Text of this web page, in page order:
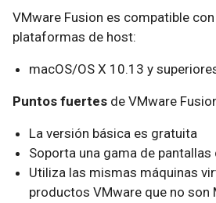
VMware Fusion es compatible
plataformas de host:
macOS/OS X 10.13 y
Puntos fuertes de VMware
La versión básica es gratuita
Soporta una gama de pantallas
Utiliza las mismas máquinas
productos VMware que no son